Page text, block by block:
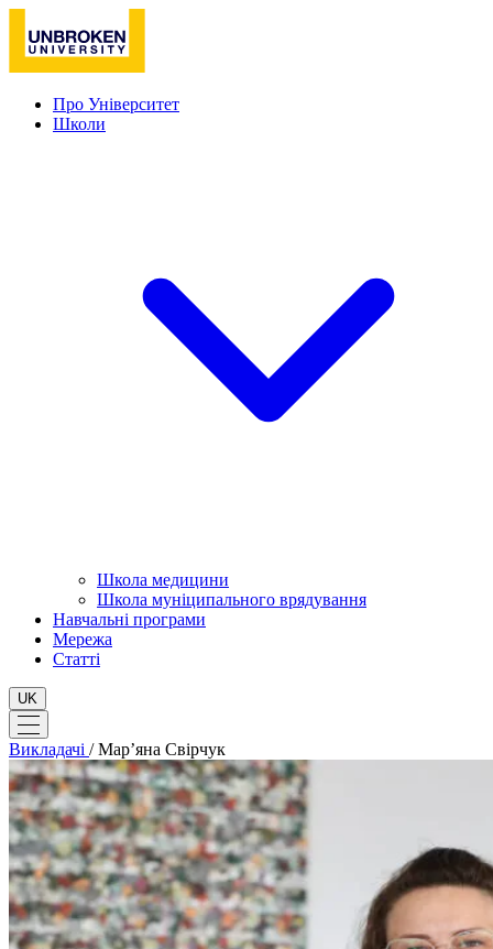
Про Університет
Школи
Школа медицини
Школа муніципального врядування
Навчальні програми
Мережа
Статті
UK
Викладачі / Мар’яна Свірчук